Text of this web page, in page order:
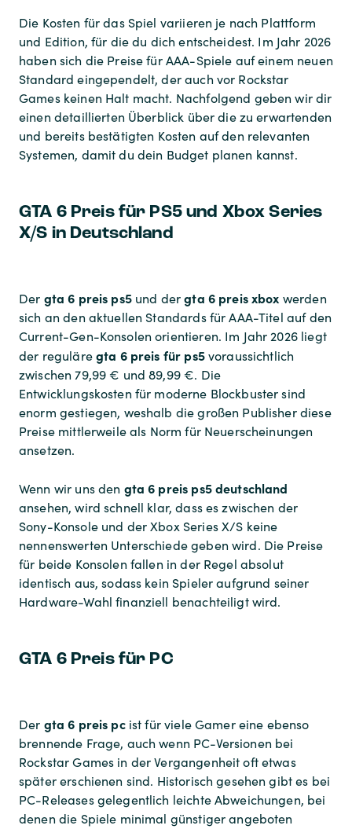
Die Kosten für das Spiel variieren je nach Plattform
und Edition, für die du dich entscheidest. Im Jahr 2026
haben sich die Preise für AAA-Spiele auf einem neuen
Standard eingependelt, der auch vor Rockstar
Games keinen Halt macht. Nachfolgend geben wir dir
einen detaillierten Überblick über die zu erwartenden
und bereits bestätigten Kosten auf den relevanten
Systemen, damit du dein Budget planen kannst.
GTA 6 Preis für PS5 und Xbox Series
X/S in Deutschland
Der gta 6 preis ps5und dergta 6 preis xbox werden
sich an den aktuellen Standards für AAA-Titel auf den
Current-Gen-Konsolen orientieren. Im Jahr 2026 liegt
der reguläregta 6 preis für ps5voraussichtlich
zwischen 79,99 € und 89,99 €. Die
Entwicklungskosten für moderne Blockbuster sind
enorm gestiegen, weshalb die großen Publisher diese
Preise mittlerweile als Norm für Neuerscheinungen
ansetzen.
Wenn wir uns den gta 6 preis ps5 deutschland
ansehen, wird schnell klar, dass es zwischen der
Sony-Konsole und der Xbox Series X/S keine
nennenswerten Unterschiede geben wird. Die Preise
für beide Konsolen fallen in der Regel absolut
identisch aus, sodass kein Spieler aufgrund seiner
Hardware-Wahl finanziell benachteiligt wird.
GTA 6 Preis für PC
Der gta 6 preis pcist für viele Gamer eine ebenso
brennende Frage, auch wenn PC-Versionen bei
Rockstar Games in der Vergangenheit oft etwas
später erschienen sind. Historisch gesehen gibt es bei
PC-Releases gelegentlich leichte Abweichungen, bei
denen die Spiele minimal günstiger angeboten